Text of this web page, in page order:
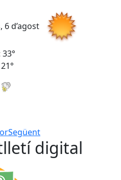
6 d’agost
Següent
digital